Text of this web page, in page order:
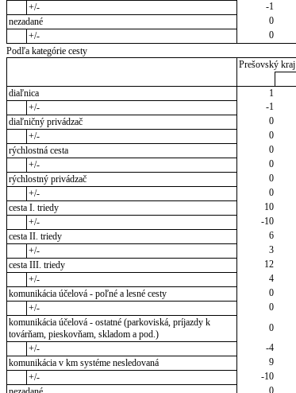
+/-
-1
nezadané
0
+/-
0
Podľa kategórie cesty
Prešovský kraj
diaľnica
1
+/-
-1
diaľničný privádzač
0
+/-
0
rýchlostná cesta
0
+/-
0
rýchlostný privádzač
0
+/-
0
cesta I. triedy
10
+/-
-10
cesta II. triedy
6
+/-
3
cesta III. triedy
12
+/-
4
komunikácia účelová - poľné a lesné cesty
0
+/-
0
komunikácia účelová - ostatné (parkoviská, príjazdy k
továrňam, pieskovňam, skladom a pod.)
0
+/-
-4
komunikácia v km systéme nesledovaná
9
+/-
-10
0